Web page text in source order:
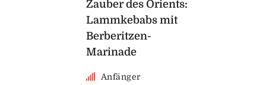
Zauber des Orients:
Lammkebabs mit
Berberitzen-
Marinade
Anfänger